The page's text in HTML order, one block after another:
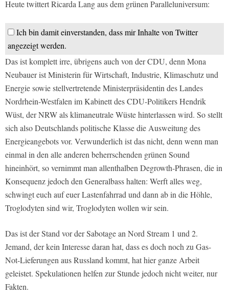
Heute twittert Ricarda Lang aus dem grünen Paralleluniversum:
Ich bin damit einverstanden, dass mir Inhalte von Twitter
angezeigt werden.
Das ist komplett irre, übrigens auch von der CDU, denn Mona
Neubauer ist Ministerin für Wirtschaft, Industrie, Klimaschutz und
Energie sowie stellvertretende Ministerpräsidentin des Landes
Nordrhein-Westfalen im Kabinett des CDU-Politikers Hendrik
Wüst, der NRW als klimaneutrale Wüste hinterlassen wird. So stellt
sich also Deutschlands politische Klasse die Ausweitung des
Energieangebots vor. Verwunderlich ist das nicht, denn wenn man
einmal in den alle anderen beherrschenden grünen Sound
hineinhört, so vernimmt man allenthalben Degrowth-Phrasen, die in
Konsequenz jedoch den Generalbass halten: Werft alles weg,
schwingt euch auf euer Lastenfahrrad und dann ab in die Höhle,
Troglodyten sind wir, Troglodyten wollen wir sein.
Das ist der Stand vor der Sabotage an Nord Stream 1 und 2.
Jemand, der kein Interesse daran hat, dass es doch noch zu Gas-
Not-Lieferungen aus Russland kommt, hat hier ganze Arbeit
geleistet. Spekulationen helfen zur Stunde jedoch nicht weiter, nur
Fakten.